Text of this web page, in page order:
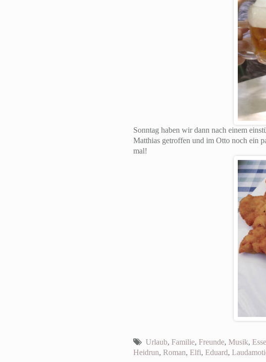
Sonntag haben wir dann nach einem
Matthias getroffen und im Otto noch ein
mal!
Urlaub, Familie, Freunde, Musik,
Heidrun, Roman, Elfi, Eduard,